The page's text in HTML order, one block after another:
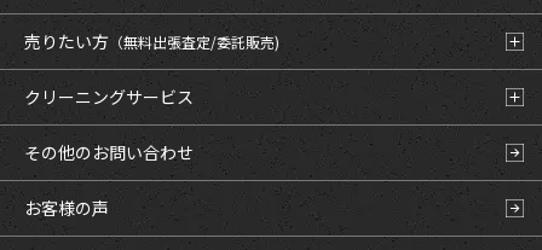
売りたい方（無料出張査定/委託販売)
クリーニングサービス
その他のお問い合わせ
お客様の声